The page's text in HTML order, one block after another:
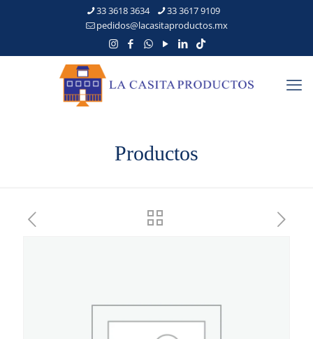
33 3618 3634
33 3617 9109
pedidos@lacasitaproductos.mx
Productos